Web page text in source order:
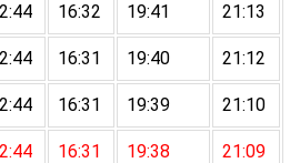
16:32 19:41 21:13
16:31 19:40 21:12
16:31 19:39 21:10
16:31 19:38 21:09